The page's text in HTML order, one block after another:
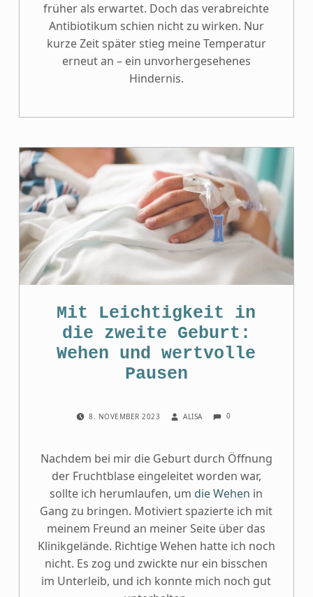
früher als erwartet. Doch das verabreichte
Antibiotikum schien nicht zu wirken. Nur
kurze Zeit später stieg meine Temperatur
erneut an – ein unvorhergesehenes
Hindernis.
Mit Leichtigkeit in
die zweite Geburt:
Wehen und wertvolle
Pausen
8. NOVEMBER 2023 ALISA 0
Nachdem bei mir die Geburt durch Öffnung
der Fruchtblase eingeleitet worden war,
sollte ich herumlaufen, um die Wehen in
Gang zu bringen. Motiviert spazierte ich mit
meinem Freund an meiner Seite über das
Klinikgelände. Richtige Wehen hatte ich noch
nicht. Es zog und zwickte nur ein bisschen
im Unterleib, und ich konnte mich noch gut